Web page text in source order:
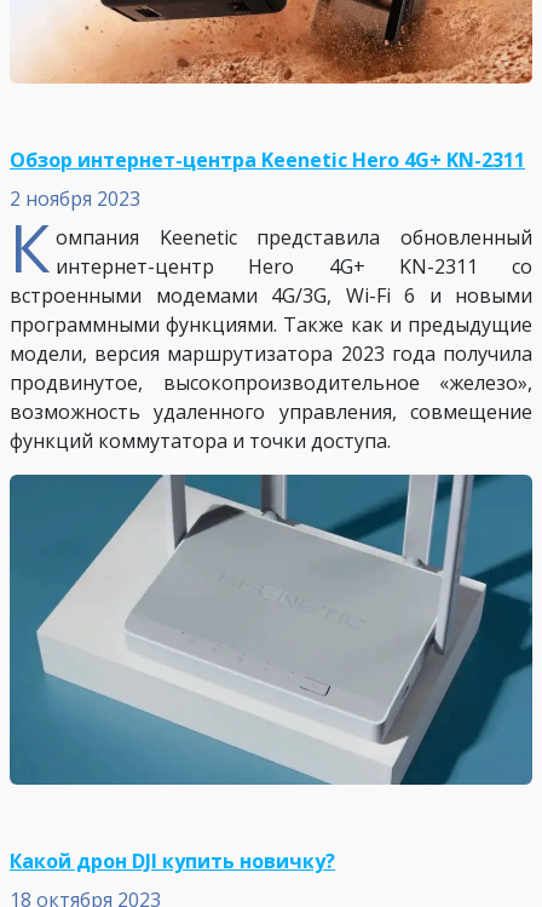
2 ноября 2023
Обзор интернет-центра Keenetic Hero 4G+ KN-2311
К омпания Keenetic представила обновленный
интернет-центр Hero 4G+ KN-2311 со
встроенными модемами 4G/3G, Wi-Fi 6 и новыми
программными функциями. Также как и предыдущие
модели, версия маршрутизатора 2023 года получила
продвинутое, высокопроизводительное «железо»,
возможность удаленного управления, совмещение
функций коммутатора и точки доступа.
18 октября 2023
Какой дрон DJI купить новичку?